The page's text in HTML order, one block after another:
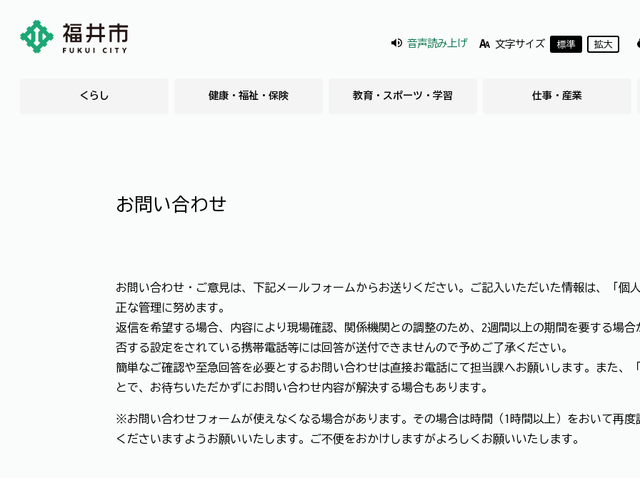
音声読み上げ 文字サイズ 標準 拡大
くらし 健康・福祉・保険 教育・スポーツ・学習 仕事・産業
お問い合わせ
お問い合わせ・ご意見は、下記メールフォームからお送りください。ご記入いただいた情報は、「個
正な管理に努めます。
返信を希望する場合、内容により現場確認、関係機関との調整のため、2週間以上の期間を要する場
否する設定をされている携帯電話等には回答が送付できませんので予めご了承ください。
簡単なご確認や至急回答を必要とするお問い合わせは直接お電話にて担当課へお願いします。また、
とで、お待ちいただかずにお問い合わせ内容が解決する場合もあります。
※お問い合わせフォームが使えなくなる場合があります。その場合は時間（1時間以上）をおいて再
くださいますようお願いいたします。ご不便をおかけしますがよろしくお願いいたします。